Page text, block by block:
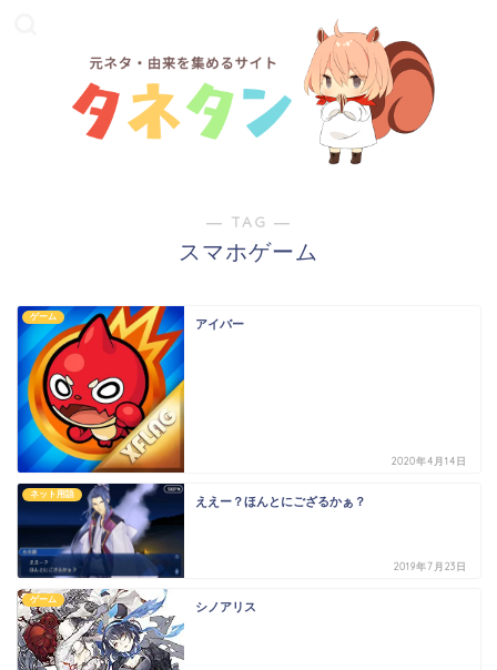
― TAG ―
スマホゲーム
ゲーム
アイバー
2020年4月14日
ネット用語
ええー？ほんとにござるかぁ？
2019年7月23日
ゲーム
シノアリス